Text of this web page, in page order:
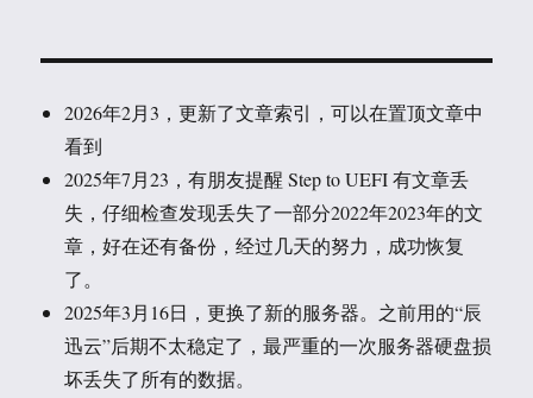
2026年2月3，更新了文章索引，可以在置顶文章中
看到
2025年7月23，有朋友提醒 Step to UEFI 有文章丢
失，仔细检查发现丢失了一部分2022年2023年的文
章，好在还有备份，经过几天的努力，成功恢复
了。
2025年3月16日，更换了新的服务器。之前用的“辰
迅云”后期不太稳定了，最严重的一次服务器硬盘损
坏丢失了所有的数据。